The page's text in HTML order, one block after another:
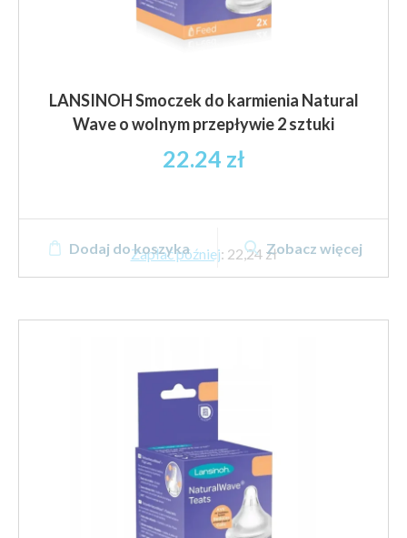
LANSINOH Smoczek do karmienia Natural
Wave o wolnym przepływie 2 sztuki
22.24 zł
Zapłać później: 22,24 zł
Dodaj do koszyka Zobacz więcej